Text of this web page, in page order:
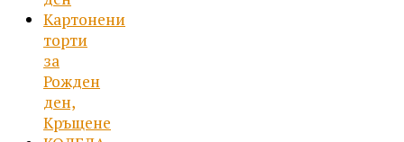
Картонени
торти
за
Рожден
ден,
Кръщене